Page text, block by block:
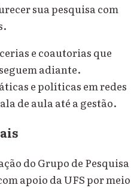
sua pesquisa com
e coautorias que
adiante.
e políticas em redes
de aula até a gestão.
do Grupo de Pesquisa
apoio da UFS por meio